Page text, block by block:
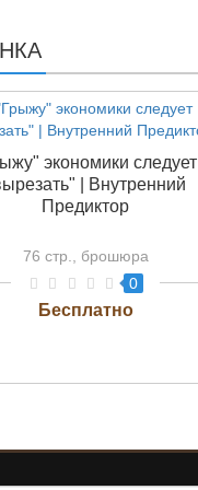
экономики следует
| Внутренний
Предиктор
76 стр., брошюра
0